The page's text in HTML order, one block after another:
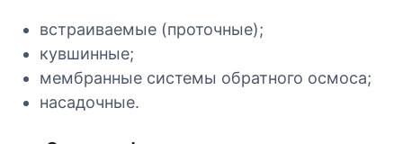
встраиваемые (проточные);
кувшинные;
мембранные системы обратного осмоса;
насадочные.